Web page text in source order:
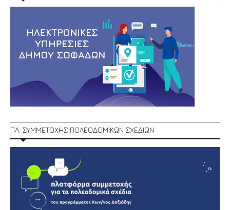
ΠΛ. ΣΥΜΜΕΤΟΧΗΣ ΠΟΛΕΟΔΟΜΙΚΩΝ ΣΧΕΔΙΩΝ